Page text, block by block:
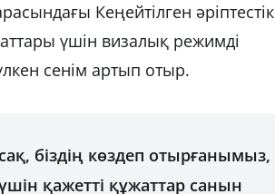
Кеңейтілген әріптестік
үшін визалық режимді
сенім артып отыр.
біздің көздеп отырғанымыз,
қажетті құжаттар санын